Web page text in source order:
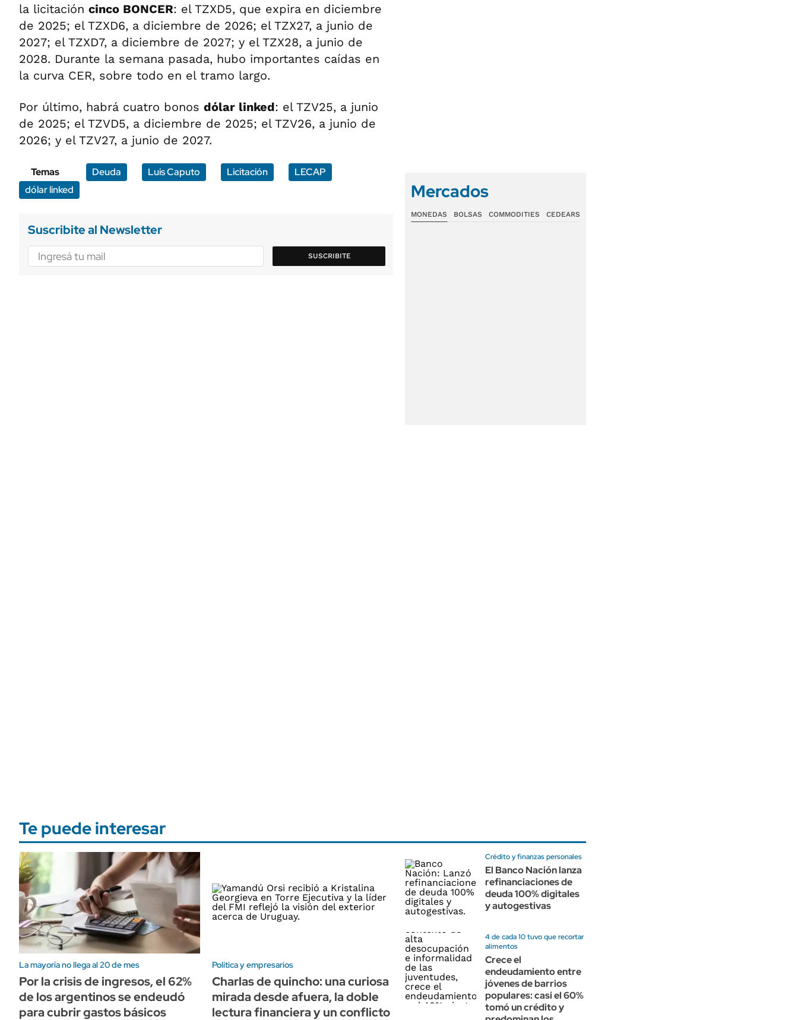
la licitación cinco BONCER: el TZXD5, que expira en diciembre
de 2025; el TZXD6, a diciembre de 2026; el TZX27, a junio de
2027; el TZXD7, a diciembre de 2027; y el TZX28, a junio de
2028. Durante la semana pasada, hubo importantes caídas en
la curva CER, sobre todo en el tramo largo.
Por último, habrá cuatro bonos dólar linked: el TZV25, a junio
de 2025; el TZVD5, a diciembre de 2025; el TZV26, a junio de
2026; y el TZV27, a junio de 2027.
Temas Deuda Luis Caputo Licitación
LECAP
dólar linked
Suscribite al Newsletter
SUSCRIBITE
Mercados
MONEDAS BOLSAS COMMODITIES CEDEARS
Te puede interesar
La mayoría no llega al 20 de mes
Por la crisis de ingresos, el 62%
de los argentinos se endeudó
para cubrir gastos básicos
Política y empresarios
Charlas de quincho: una curiosa
mirada desde afuera, la doble
lectura financiera y un conflicto
Crédito y finanzas personales
El Banco Nación lanza
refinanciaciones de
deuda 100% digitales
y autogestivas
4 de cada 10 tuvo que recortar
alimentos
Crece el
endeudamiento entre
jóvenes de barrios
populares: casi el 60%
tomó un crédito y